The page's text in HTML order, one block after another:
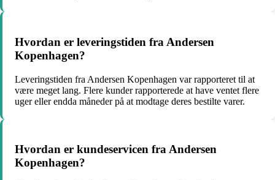
Hvordan er leveringstiden fra Andersen
Kopenhagen?
Leveringstiden fra Andersen Kopenhagen var rapporteret til at
være meget lang. Flere kunder rapporterede at have ventet flere
uger eller endda måneder på at modtage deres bestilte varer.
Hvordan er kundeservicen fra Andersen
Kopenhagen?